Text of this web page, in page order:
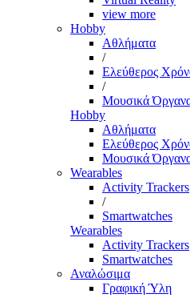
view more
Hobby
Αθλήματα
/
Ελεύθερος
/
Μουσικά
Hobby
Αθλήματα
Ελεύθερος
Μουσικά
Wearables
Activity Trackers
/
Smartwatches
Wearables
Activity Trackers
Smartwatches
Αναλώσιμα
Γραφική Ύλη